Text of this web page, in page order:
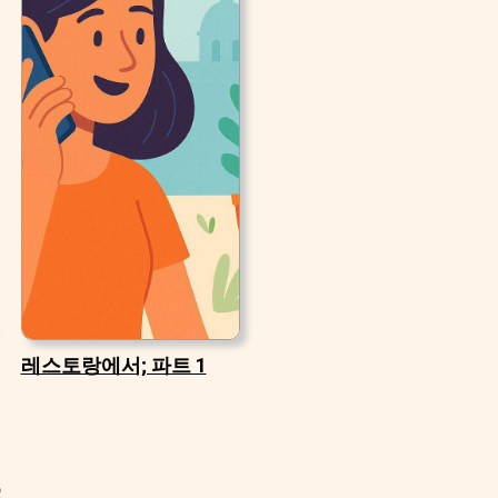
레스토랑에서; 파트 1